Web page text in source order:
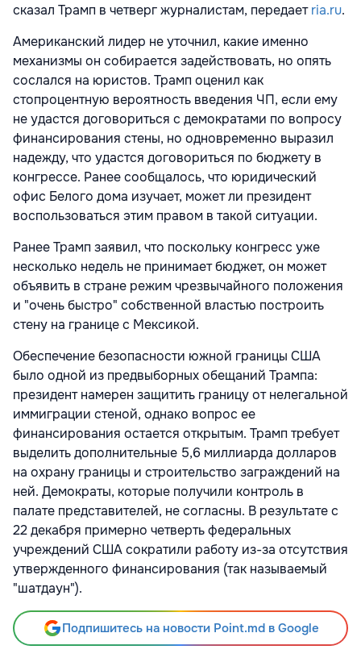
сказал Трамп в четверг журналистам, передаетria.ru.
Американский лидер не уточнил, какие именно
механизмы он собирается задействовать, но опять
сослался на юристов. Трамп оценил как
стопроцентную вероятность введения ЧП, если ему
не удастся договориться с демократами по вопросу
финансирования стены, но одновременно выразил
надежду, что удастся договориться по бюджету в
конгрессе. Ранее сообщалось, что юридический
офис Белого дома изучает, может ли президент
воспользоваться этим правом в такой ситуации.
Ранее Трамп заявил, что поскольку конгресс уже
несколько недель не принимает бюджет, он может
объявить в стране режим чрезвычайного положения
и "очень быстро" собственной властью построить
стену на границе с Мексикой.
Обеспечение безопасности южной границы США
было одной из предвыборных обещаний Трампа:
президент намерен защитить границу от нелегальной
иммиграции стеной, однако вопрос ее
финансирования остается открытым. Трамп требует
выделить дополнительные 5,6 миллиарда долларов
на охрану границы и строительство заграждений на
ней. Демократы, которые получили контроль в
палате представителей, не согласны. В результате с
22 декабря примерно четверть федеральных
учреждений США сократили работу из-за отсутствия
утвержденного финансирования (так называемый
"шатдаун").
Подпишитесь на новости Point.md в Google